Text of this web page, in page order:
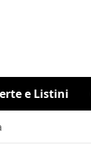
e Listini